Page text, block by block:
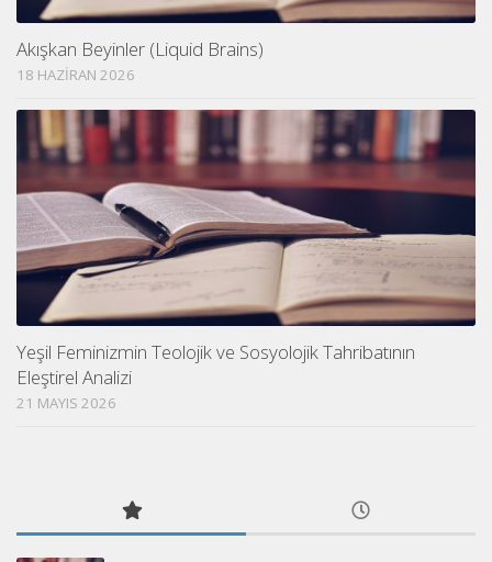
Akışkan Beyinler (Liquid Brains)
18 HAZIRAN 2026
Yeşil Feminizmin Teolojik ve Sosyolojik Tahribatının
Eleştirel Analizi
21 MAYIS 2026